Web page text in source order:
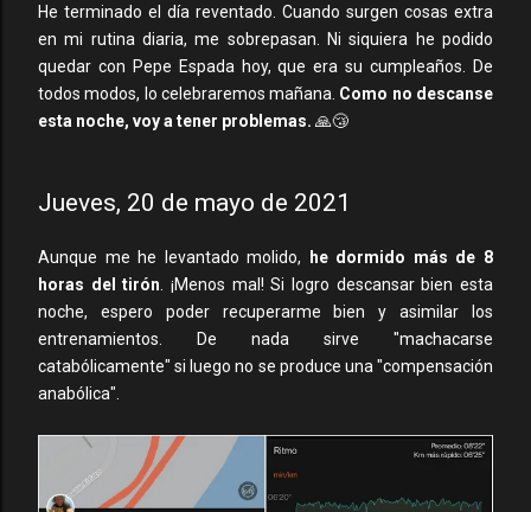
He terminado el día reventado. Cuando surgen cosas extra
en mi rutina diaria, me sobrepasan. Ni siquiera he podido
quedar con Pepe Espada hoy, que era su cumpleaños. De
todos modos, lo celebraremos mañana. Como no descanse
esta noche, voy a tener problemas. 🙏😴
Jueves, 20 de mayo de 2021
Aunque me he levantado molido,
he dormido más de 8
horas del tirón. ¡Menos mal! Si logro descansar bien esta
noche, espero poder recuperarme bien y asimilar los
entrenamientos. De nada sirve "machacarse
catabólicamente" si luego no se produce una "compensación
anabólica".